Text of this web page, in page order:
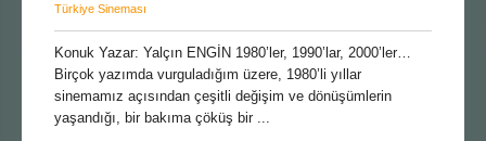
Türkiye Sineması
Konuk Yazar: Yalçın ENGİN 1980’ler, 1990’lar, 2000’ler…
Birçok yazımda vurguladığım üzere, 1980’li yıllar
sinemamız açısından çeşitli değişim ve dönüşümlerin
yaşandığı, bir bakıma çöküş bir ...